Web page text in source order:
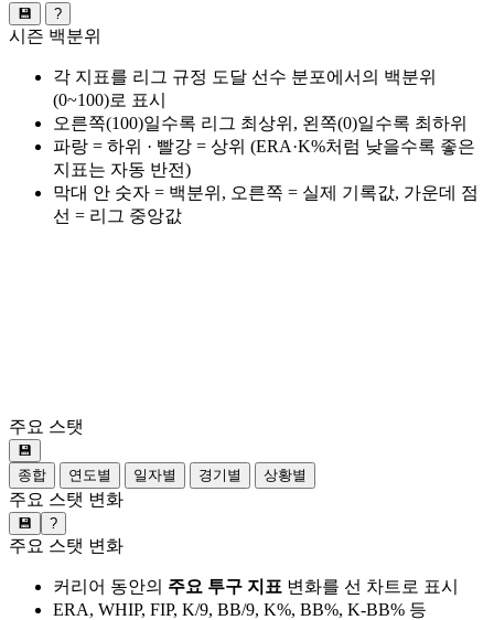
💾 ?
시즌 백분위
각 지표를 리그 규정 도달 선수 분포에서의 백분위
(0~100)로 표시
오른쪽(100)일수록 리그 최상위, 왼쪽(0)일수록 최하위
파랑 = 하위 · 빨강 = 상위 (ERA·K%처럼 낮을수록 좋은
지표는 자동 반전)
막대 안 숫자 = 백분위, 오른쪽 = 실제 기록값, 가운데 점
선 = 리그 중앙값
주요 스탯
💾
종합
연도별 일자별 경기별 상황별
주요 스탯 변화
💾 ?
주요 스탯 변화
커리어 동안의 주요 투구 지표 변화를 선 차트로 표시
ERA, WHIP, FIP, K/9, BB/9, K%, BB%, K-BB% 등